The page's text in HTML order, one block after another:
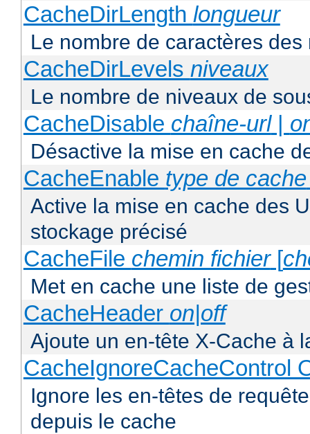
CacheDirLength longueur
Le nombre de caractères
CacheDirLevels niveaux
Le nombre de niveaux de
CacheDisable chaîne-url|
Désactive la mise en cache
CacheEnable type de cache
Active la mise en cache des
stockage précisé
CacheFile chemin fichier[
Met en cache une liste de
CacheHeader on|off
Ajoute un en-tête X-Cache à
CacheIgnoreCacheControl
Ignore les en-têtes de
depuis le cache